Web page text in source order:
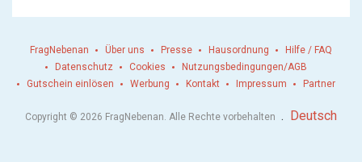
FragNebenan Über uns Presse Hausordnung
Hilfe / FAQ
Datenschutz
Cookies
Nutzungsbedingungen/AGB
Gutschein einlösen
Werbung Kontakt Impressum Partner
Copyright © 2026 FragNebenan. Alle Rechte vorbehalten . Deutsch